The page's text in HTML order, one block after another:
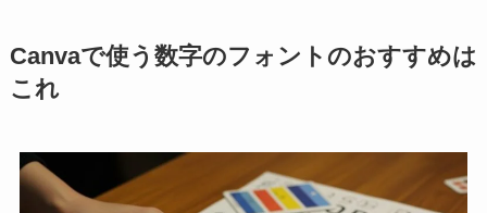
Canvaで使う数字のフォントのおすすめは
これ